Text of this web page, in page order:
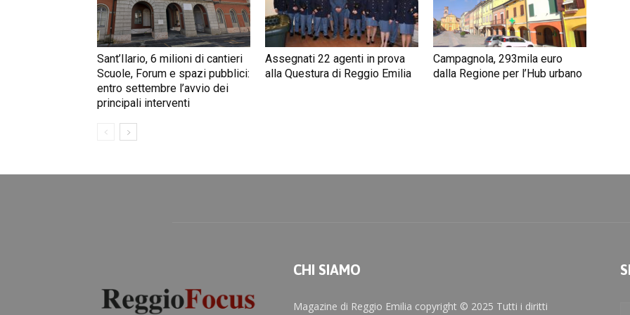
Sant’Ilario, 6 milioni di cantieri
Scuole, Forum e spazi pubblici:
entro settembre l’avvio dei
principali interventi
Assegnati 22 agenti in prova
alla Questura di Reggio Emilia
Campagnola, 293mila euro
dalla Regione per l’Hub urbano
CHI SIAMO
Magazine di Reggio Emilia copyright © 2025 Tutti i diritti